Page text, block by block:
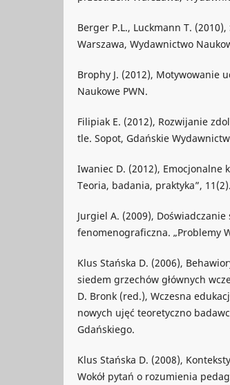
Berger P.L., Luckmann T.
Warszawa, Wydawnictwo
Brophy J. (2012), Motywowanie
Naukowe PWN.
Filipiak E. (2012), Rozwijanie
tle. Sopot, Gdańskie
Iwaniec D. (2012), Emocjonalne
Teoria, badania, praktyka”, 11(2).
Jurgiel A. (2009),
fenomenograficzna. „Problemy
Klus Stańska D. (2006),
siedem grzechów głównych
D. Bronk (red.), Wczesna
nowych ujęć teoretyczno
Gdańskiego.
Klus Stańska D. (2008),
Wokół pytań o rozumienia